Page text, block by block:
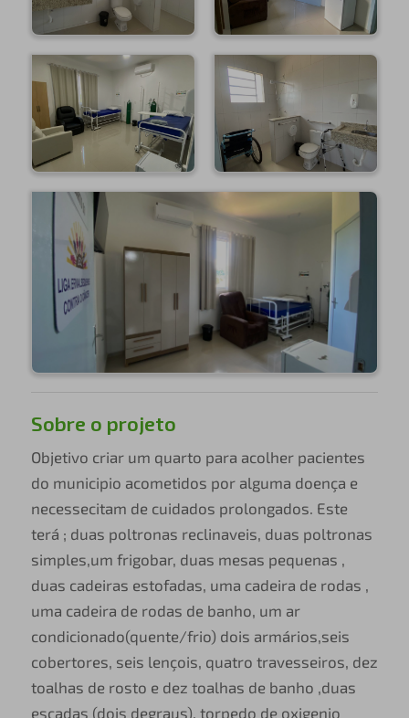
Sobre o projeto
Objetivo criar um quarto para acolher pacientes
do municipio acometidos por alguma doença e
necessecitam de cuidados prolongados. Este
terá ; duas poltronas reclinaveis, duas poltronas
simples,um frigobar, duas mesas pequenas ,
duas cadeiras estofadas, uma cadeira de rodas ,
uma cadeira de rodas de banho, um ar
condicionado(quente/frio) dois armários,seis
cobertores, seis lençois, quatro travesseiros, dez
toalhas de rosto e dez toalhas de banho ,duas
escadas (dois degraus), torpedo de oxigenio